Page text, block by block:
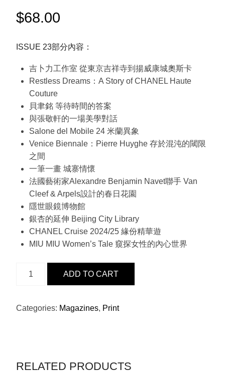
$68.00
ISSUE 23部分內容：
吉卜力工作室 從東京吉祥寺到揚威康城奧斯卡
Restless Dreams：A Story of CHANEL Haute
Couture
貝聿銘 等待時間的答案
與張敬軒的一場美學對話
Salone del Mobile 24 米蘭異象
Venice Biennale：Pierre Huyghe 存於混沌的閾限
之間
一筆一畫 城寨情懷
法國藝術家Alexandre Benjamin Navet聯手 Van
Cleef & Arpels設計的春日花園
隱世眼鏡博物館
銀杏的延伸 Beijing City Library
CHANEL Cruise 2024/25 緣份精華遊
MIU MIU Women’s Tale 窺探女性的內心世界
ISSUE
CHANEL
ADD TO CART
Categories: Magazines, Print
RELATED PRODUCTS